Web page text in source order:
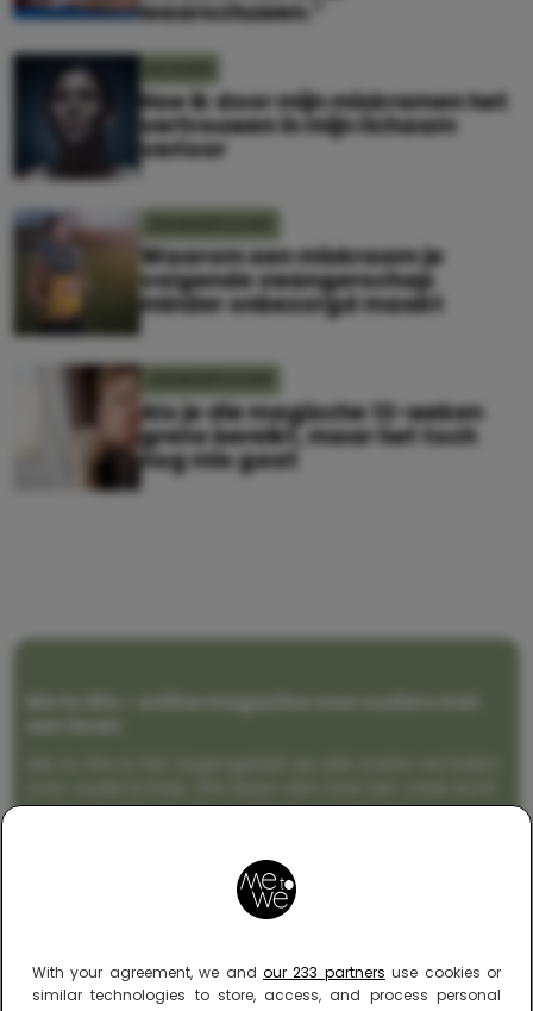
With your agreement, we and our 233 partners use cookies or
similar technologies to store, access, and process personal
waarschuwen.”
Hoe ik door mijn miskramen het
vertrouwen in mijn lichaam
verloor
Waarom een miskraam je
volgende zwangerschap
minder onbezorgd maakt
Als je die magische 12-weken
grens bereikt, maar het toch
nog mis gaat
Me to We – online magazine voor ouders met
is om moeder te zijn en blijven genadeloos
zonder filter. Gewoon, hoe het leven er aan toe
gaat met en naast een (eenouder)gezin. Dus
gegarandeerd een rommelig huis, schuimbekkende